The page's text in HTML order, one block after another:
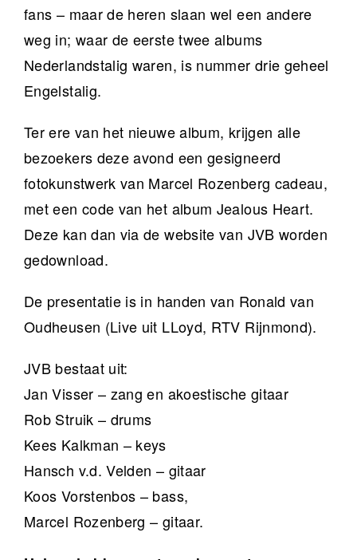
fans – maar de heren slaan wel een andere
weg in; waar de eerste twee albums
Nederlandstalig waren, is nummer drie geheel
Engelstalig.
Ter ere van het nieuwe album, krijgen alle
bezoekers deze avond een gesigneerd
fotokunstwerk van Marcel Rozenberg cadeau,
met een code van het album Jealous Heart.
Deze kan dan via de website van JVB worden
gedownload.
De presentatie is in handen van Ronald van
Oudheusen (Live uit LLoyd, RTV Rijnmond).
JVB bestaat uit:
Jan Visser – zang en akoestische gitaar
Rob Struik – drums
Kees Kalkman – keys
Hansch v.d. Velden – gitaar
Koos Vorstenbos – bass,
Marcel Rozenberg – gitaar.